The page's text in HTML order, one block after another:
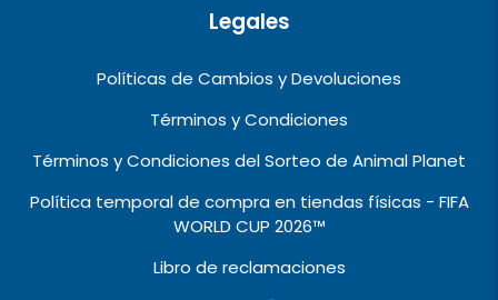
Legales
Políticas de Cambios y Devoluciones
Términos y Condiciones
Términos y Condiciones del Sorteo de Animal Planet
Política temporal de compra en tiendas físicas - FIFA
WORLD CUP 2026™️
Libro de reclamaciones